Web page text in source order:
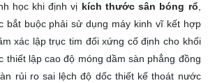
học khi định vị kích thước sân bóng rổ,
bắt buộc phải sử dụng máy kinh vĩ kết hợp
xác lập trục tim đối xứng cố định cho khối
thiết lập cao độ móng dầm sàn phẳng đồng
rủi ro sai lệch độ dốc thiết kế thoát nước